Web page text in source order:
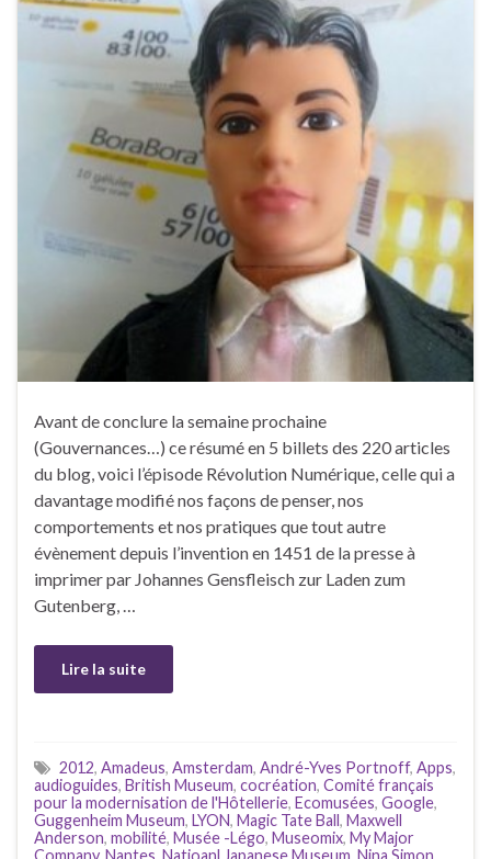
Avant de conclure la semaine prochaine
(Gouvernances…) ce résumé en 5 billets des 220 articles
du blog, voici l’épisode Révolution Numérique, celle qui a
davantage modifié nos façons de penser, nos
comportements et nos pratiques que tout autre
évènement depuis l’invention en 1451 de la presse à
imprimer par Johannes Gensfleisch zur Laden zum
Gutenberg, …
Lire la suite
2012, Amadeus, Amsterdam, André-Yves Portnoff, Apps,
audioguides, British Museum, cocréation, Comité français
pour la modernisation de l'Hôtellerie, Ecomusées, Google,
Guggenheim Museum, LYON, Magic Tate Ball, Maxwell
Anderson, mobilité, Musée -Légo, Museomix, My Major
Company, Nantes Natioanl Japanese Museum Nina Simon